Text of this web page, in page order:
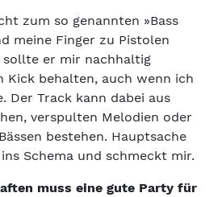
zum so genannten »Bass
meine Finger zu Pistolen
sollte er mir nachhaltig
Kick behalten, auch wenn ich
Der Track kann dabei aus
verspulten Melodien oder
bestehen. Hauptsache
Schema und schmeckt mir.
muss eine gute Party für